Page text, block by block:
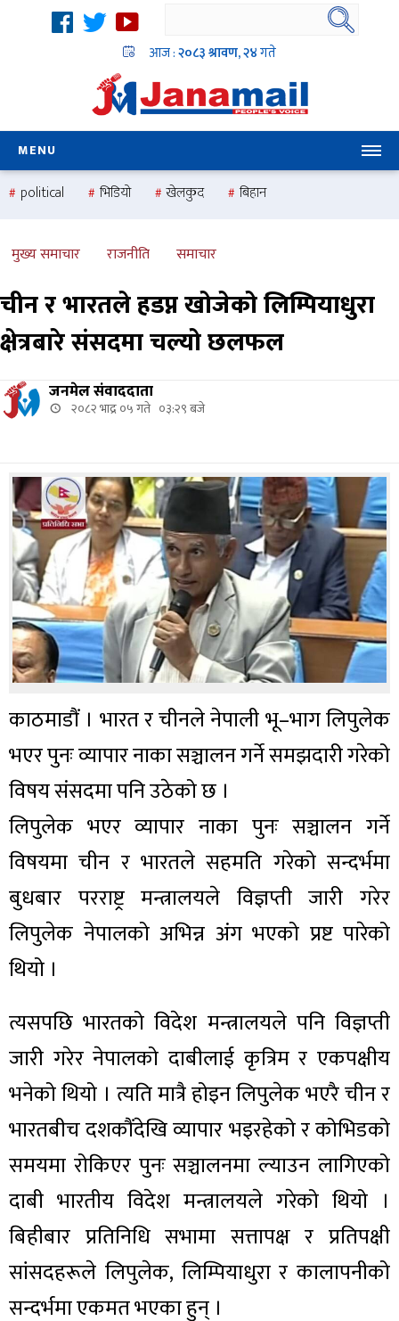
आज :२०८३ श्रावण, २४गते
MENU
political भिडियो खेलकुद
बिहान
national
health
मुख्य समाचार राजनीति समाचार
चीन र भारतले हडप्न खोजेको लिम्पियाधुरा
क्षेत्रबारे संसदमा चल्यो छलफल
जनमेल संवाददाता
२०८२ भाद्र ०५ गते ०३:२९ बजे
काठमाडौं । भारत र चीनले नेपाली भू–भाग लिपुलेक
भएर पुनः व्यापार नाका सञ्चालन गर्ने समझदारी गरेको
विषय संसदमा पनि उठेको छ ।
लिपुलेक भएर व्यापार नाका पुनः सञ्चालन गर्ने
विषयमा चीन र भारतले सहमति गरेको सन्दर्भमा
बुधबार परराष्ट्र मन्त्रालयले विज्ञप्ती जारी गरेर
लिपुलेक नेपालको अभिन्न अंग भएको प्रष्ट पारेको
थियो ।
त्यसपछि भारतको विदेश मन्त्रालयले पनि विज्ञप्ती
जारी गरेर नेपालको दाबीलाई कृत्रिम र एकपक्षीय
भनेको थियो । त्यति मात्रै होइन लिपुलेक भएरै चीन र
भारतबीच दशकौंदेखि व्यापार भइरहेको र कोभिडको
समयमा रोकिएर पुनः सञ्चालनमा ल्याउन लागिएको
दाबी भारतीय विदेश मन्त्रालयले गरेको थियो ।
बिहीबार प्रतिनिधि सभामा सत्तापक्ष र प्रतिपक्षी
सांसदहरूले लिपुलेक, लिम्पियाधुरा र कालापनीको
सन्दर्भमा एकमत भएका हुन् ।